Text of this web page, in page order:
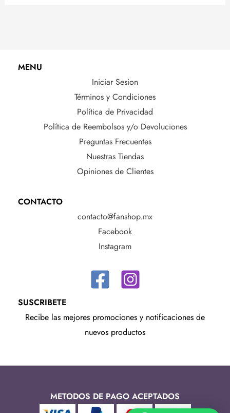
MENU
Iniciar Sesion
Términos y Condiciones
Política de Privacidad
Política de Reembolsos y/o Devoluciones
Preguntas Frecuentes
Nuestras Tiendas
Opiniones de Clientes
CONTACTO
contacto@fanshop.mx
Facebook
Instagram
SUSCRIBETE
Recibe las mejores promociones y notificaciones de
nuevos productos
METODOS DE PAGO ACEPTADOS